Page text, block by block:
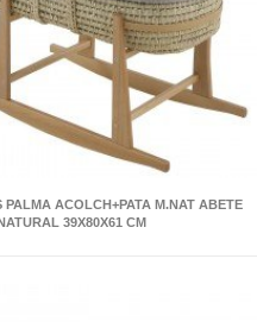
PALMA ACOLCH+PATA M.NAT ABETE
39X80X61 CM